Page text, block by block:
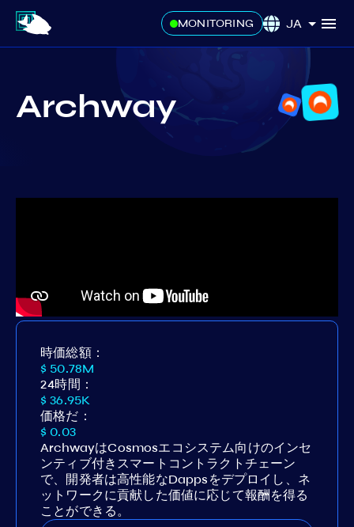
MONITORING JA
Archway
時価総額：
$ 50.78M
24時間：
$ 36.95K
価格だ：
$ 0.03
ArchwayはCosmosエコシステム向けのインセ
ンティブ付きスマートコントラクトチェーン
で、開発者は高性能なDappsをデプロイし、ネ
ットワークに貢献した価値に応じて報酬を得る
ことができる。